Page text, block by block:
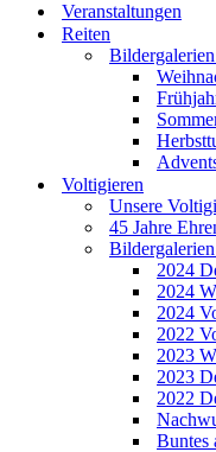
Veranstaltungen
Reiten
Voltigieren
Unsere
45 Jahre
2024
2024
2024
2022
2023
2023
2022
Buntes